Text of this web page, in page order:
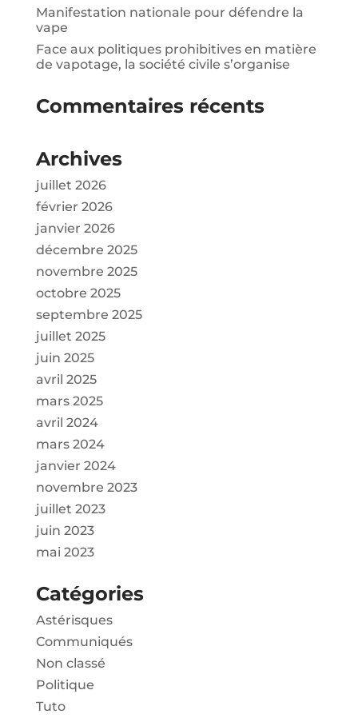
Manifestation nationale pour défendre la
vape
Face aux politiques prohibitives en matière
de vapotage, la société civile s’organise
Commentaires récents
Archives
juillet 2026
février 2026
janvier 2026
décembre 2025
novembre 2025
octobre 2025
septembre 2025
juillet 2025
juin 2025
avril 2025
mars 2025
avril 2024
mars 2024
janvier 2024
novembre 2023
juillet 2023
juin 2023
mai 2023
Catégories
Astérisques
Communiqués
Non classé
Politique
Tuto